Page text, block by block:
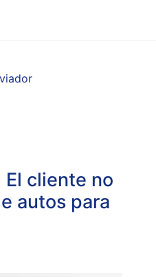
cliente no
autos para